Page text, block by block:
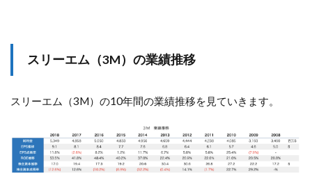
スリーエム（3M）の業績推移
スリーエム（3M）の10年間の業績推移を見ていきます。